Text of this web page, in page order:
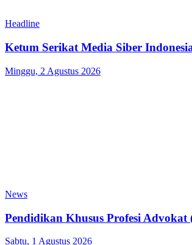
Headline
Ketum Serikat Media Siber
Minggu, 2 Agustus 2026
News
Pendidikan Khusus Profesi
Sabtu, 1 Agustus 2026